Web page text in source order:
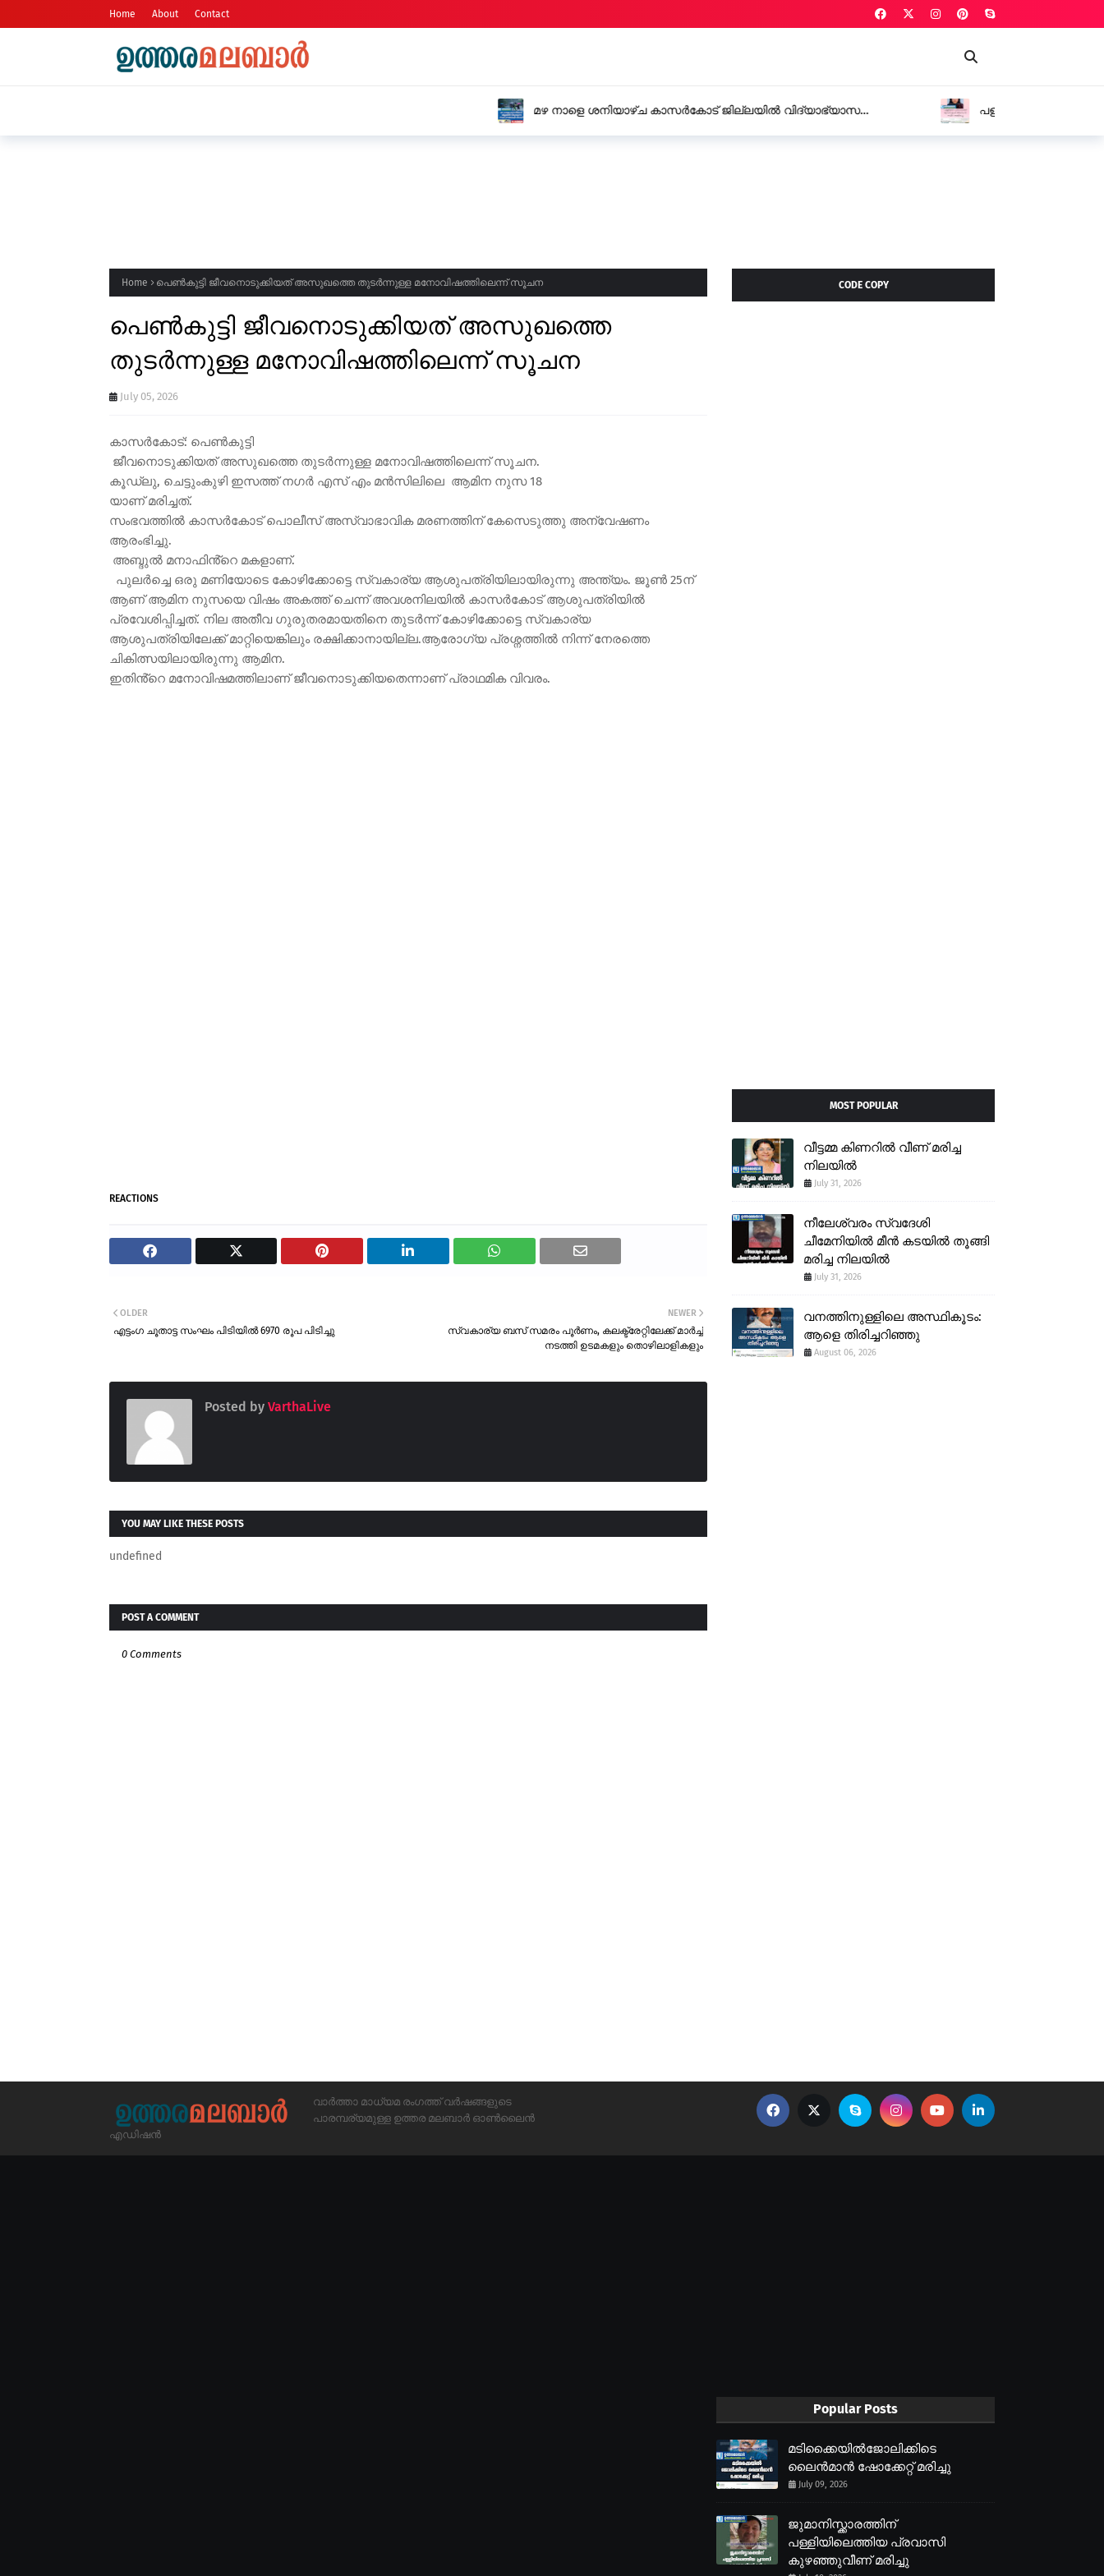
Home About Contact
പള്ളിക്കര പഞ്ചായത്ത് യു.ഡി.എഫ് അംഗം ടി. സമീറ രാജിവച്ചു
Home പെൺകുട്ടി ജീവനൊടുക്കിയത് അസുഖത്തെ തുടർന്നുള്ള മനോവിഷത്തിലെന്ന് സൂചന
പെൺകുട്ടി ജീവനൊടുക്കിയത് അസുഖത്തെ
തുടർന്നുള്ള മനോവിഷത്തിലെന്ന് സൂചന
July 05, 2026
കാസർകോട്: പെൺകുട്ടി
ജീവനൊടുക്കിയത് അസുഖത്തെ തുടർന്നുള്ള മനോവിഷത്തിലെന്ന് സൂചന.
കൂഡ്‌ലു, ചെട്ടുംകുഴി ഇസത്ത് നഗർ എസ് എം മൻസിലിലെ ആമിന നുസ 18
യാണ് മരിച്ചത്.
സംഭവത്തിൽ കാസർകോട് പൊലീസ് അസ്വാഭാവിക മരണത്തിന് കേസെടുത്തു അന്വേഷണം
ആരംഭിച്ചു.
അബ്ദുൽ മനാഫിൻ്റെ മകളാണ്.
പുലർച്ചെ ഒരു മണിയോടെ കോഴിക്കോട്ടെ സ്വകാര്യ ആശുപത്രിയിലായിരുന്നു അന്ത്യം. ജൂൺ 25ന്
ആണ് ആമിന നുസയെ വിഷം അകത്ത് ചെന്ന് അവശനിലയിൽ കാസർകോട് ആശുപത്രിയിൽ
പ്രവേശിപ്പിച്ചത്. നില അതീവ ഗുരുതരമായതിനെ തുടർന്ന് കോഴിക്കോട്ടെ സ്വകാര്യ
ആശുപത്രിയിലേക്ക് മാറ്റിയെങ്കിലും രക്ഷിക്കാനായില്ല.ആരോഗ്യ പ്രശ്നത്തിൽ നിന്ന് നേരത്തെ
ചികിത്സയിലായിരുന്നു ആമിന.
ഇതിൻ്റെ മനോവിഷമത്തിലാണ് ജീവനൊടുക്കിയതെന്നാണ് പ്രാഥമിക വിവരം.
REACTIONS
NEWER
സ്വകാര്യ ബസ് സമരം പൂർണം, കലക്ട്രേറ്റിലേക്ക് മാർച്ച്
നടത്തി ഉടമകളും തൊഴിലാളികളും
OLDER
എട്ടംഗ ചൂതാട്ട സംഘം പിടിയിൽ 6970 രൂപ പിടിച്ചു
Posted by VarthaLive
YOU MAY LIKE THESE POSTS
undefined
POST A COMMENT
0 Comments
CODE COPY
MOST POPULAR
വീട്ടമ്മ കിണറിൽ വീണ് മരിച്ച
നിലയിൽ
July 31, 2026
നീലേശ്വരം സ്വദേശി
ചീമേനിയിൽ മീൻ കടയിൽ തൂങ്ങി
മരിച്ച നിലയിൽ
July 31, 2026
വനത്തിനുള്ളിലെ അസ്ഥികൂടം:
ആളെ തിരിച്ചറിഞ്ഞു
August 06, 2026
വാർത്താ മാധ്യമ രംഗത്ത് വർഷങ്ങളുടെ
പാരമ്പര്യമുള്ള ഉത്തര മലബാർ ഓൺലൈൻ
എഡിഷൻ
Popular Posts
മടിക്കൈയിൽജോലിക്കിടെ
ലൈൻമാൻ ഷോക്കേറ്റ് മരിച്ചു
July 09, 2026
ജുമാനിസ്ക്കാരത്തിന്
പള്ളിയിലെത്തിയ പ്രവാസി
കുഴഞ്ഞുവീണ് മരിച്ചു